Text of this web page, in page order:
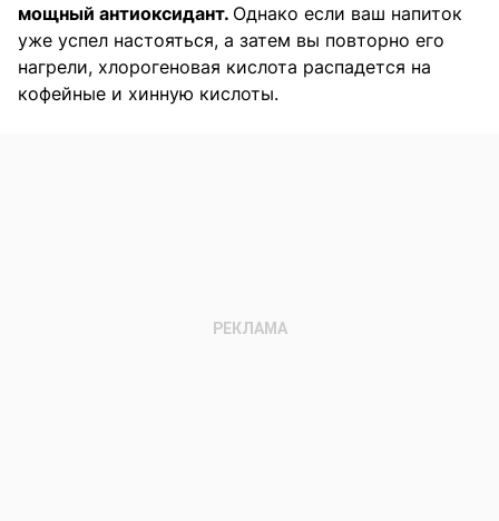
мощный антиоксидант. Однако если ваш напиток
уже успел настояться, а затем вы повторно его
нагрели, хлорогеновая кислота распадется на
кофейные и хинную кислоты.